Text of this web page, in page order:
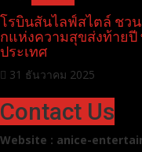
โรบินสันไลฟ์สไตล์ ชว
กแห่งความสุขส่งท้าย
ประเทศ
31 ธันวาคม 2025
Contact Us
Website : anice-